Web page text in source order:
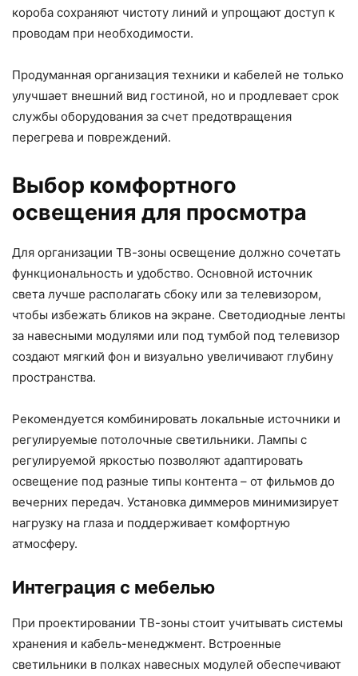
короба сохраняют чистоту линий и упрощают доступ к
проводам при необходимости.
Продуманная организация техники и кабелей не только
улучшает внешний вид гостиной, но и продлевает срок
службы оборудования за счет предотвращения
перегрева и повреждений.
Выбор комфортного
освещения для просмотра
Для организации ТВ-зоны освещение должно сочетать
функциональность и удобство. Основной источник
света лучше располагать сбоку или за телевизором,
чтобы избежать бликов на экране. Светодиодные ленты
за навесными модулями или под тумбой под телевизор
создают мягкий фон и визуально увеличивают глубину
пространства.
Рекомендуется комбинировать локальные источники и
регулируемые потолочные светильники. Лампы с
регулируемой яркостью позволяют адаптировать
освещение под разные типы контента – от фильмов до
вечерних передач. Установка диммеров минимизирует
нагрузку на глаза и поддерживает комфортную
атмосферу.
Интеграция с мебелью
При проектировании ТВ-зоны стоит учитывать системы
хранения и кабель-менеджмент. Встроенные
светильники в полках навесных модулей обеспечивают